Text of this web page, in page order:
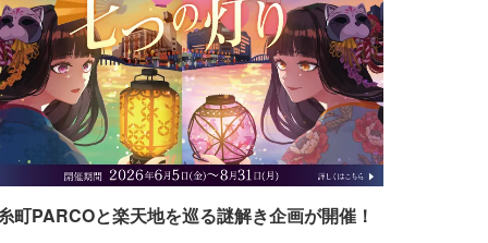
町PARCOと楽天地を巡る謎解き企画が開催！